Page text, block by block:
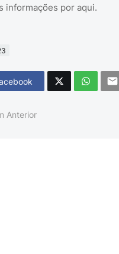
informações por aqui.
Anterior